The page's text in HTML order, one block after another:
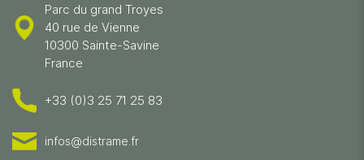
Parc du grand Troyes
40 rue de Vienne
10300 Sainte-Savine
France
+33 (0)3 25 71 25 83
infos@distrame.fr